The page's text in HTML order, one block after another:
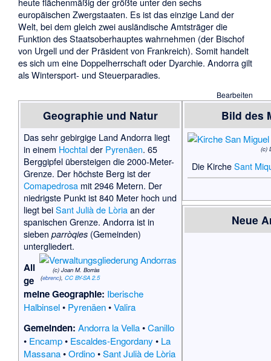
europäischen Zwergstaaten. Es ist das einzige Land der
Welt, bei dem gleich zwei ausländische Amtsträger die
Funktion des Staatsoberhauptes wahrnehmen (der Bischof
von Urgell und der Präsident von Frankreich). Somit handelt
es sich um eine Doppelherrschaft oder Dyarchie. Andorra gilt
als Wintersport- und Steuerparadies.
Bearbeiten
Geographie und Natur
Das sehr gebirgige Land Andorra liegt
in einem Hochtalder Pyrenäen. 65
Berggipfel übersteigen die 2000-Meter-
Grenze. Der höchste Berg ist der
Comapedrosa mit 2946 Metern. Der
niedrigste Punkt ist 840 Meter hoch und
liegt beiSant Julià de Lòriaan der
spanischen Grenze. Andorra ist in
siebenparròqies (Gemeinden)
untergliedert.
(c) Joan M. Borràs
(ebrenc),CC BY-SA 2.5
All
ge
meine Geographie: Iberische
Halbinsel• Pyrenäen•Valira
Gemeinden: Andorra la Vella•Canillo
• Encamp• Escaldes-Engordany • La
Massana•Ordino•Sant Julià de Lòria
Bild des
(c)
Die KircheSant
Neue